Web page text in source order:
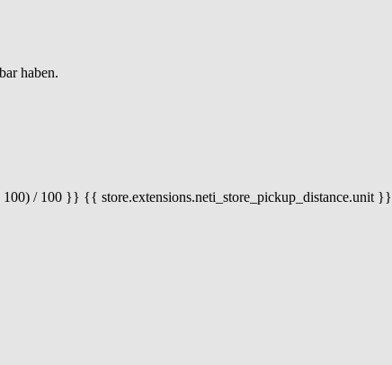
haben.
/ 100 }} {{ store.extensions.neti_store_pickup_distance.unit }}